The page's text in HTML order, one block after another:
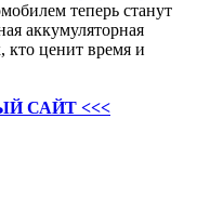
теперь станут
аккумуляторная
кто ценит время и
САЙТ <<<